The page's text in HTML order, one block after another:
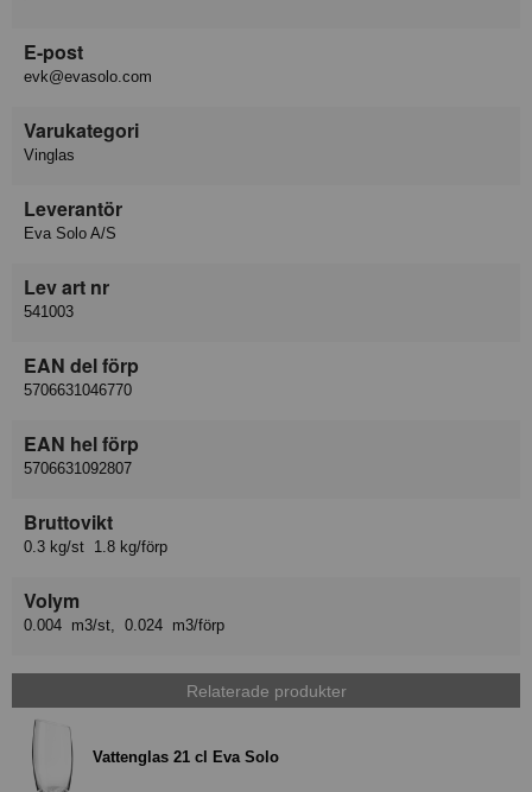
E-post
evk@evasolo.com
Varukategori
Vinglas
Leverantör
Eva Solo A/S
Lev art nr
541003
EAN del förp
5706631046770
EAN hel förp
5706631092807
Bruttovikt
0.3 kg/st 1.8 kg/förp
Volym
0.004 m3/st, 0.024 m3/förp
Relaterade produkter
Vattenglas 21 cl Eva Solo